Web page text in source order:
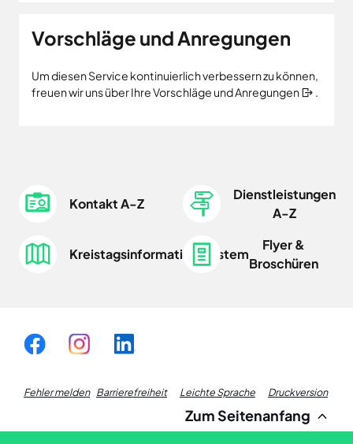
Vorschläge und Anregungen
Um diesen Service kontinuierlich verbessern zu können,
freuen wir uns über IhreVorschläge und Anregungen .
Kontakt A-Z
Dienstleistungen
A-Z
Kreistagsinformationssystem
Flyer &
Broschüren
Fehler melden Fußzeile
Links
Barrierefreiheit Leichte Sprache Druckversion
Zum Seitenanfang